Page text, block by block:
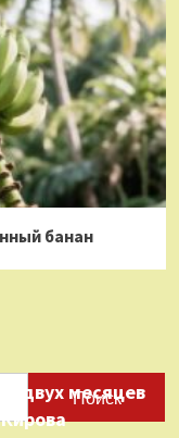
банан
Поиск
двух месяцев